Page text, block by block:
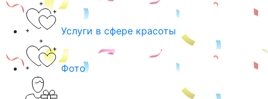
Услуги в сфере красоты
Фото